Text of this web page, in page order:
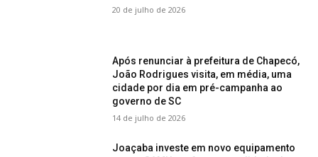
20 de julho de 2026
Após renunciar à prefeitura de Chapecó,
João Rodrigues visita, em média, uma
cidade por dia em pré-campanha ao
governo de SC
14 de julho de 2026
Joaçaba investe em novo equipamento